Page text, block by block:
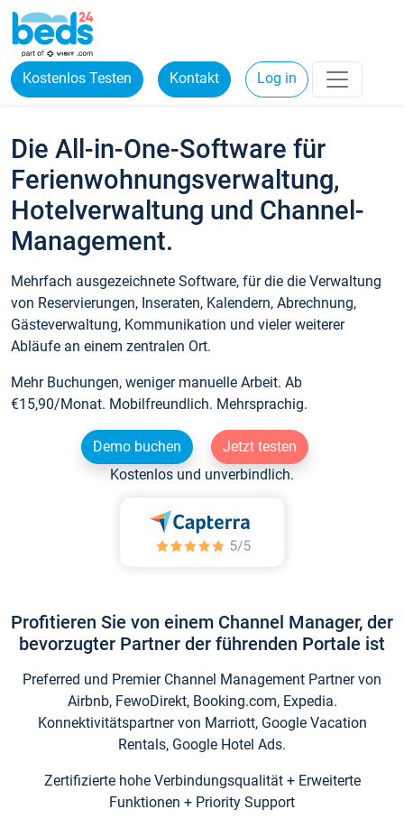
Kostenlos Testen Kontakt Log in
Die All-in-One-Software für
Ferienwohnungsverwaltung,
Hotelverwaltung und Channel-
Management.
Mehrfach ausgezeichnete Software, für die die Verwaltung
von Reservierungen, Inseraten, Kalendern, Abrechnung,
Gästeverwaltung, Kommunikation und vieler weiterer
Abläufe an einem zentralen Ort.
Mehr Buchungen, weniger manuelle Arbeit. Ab
€15,90/Monat. Mobilfreundlich. Mehrsprachig.
Demo buchen
Jetzt testen
Kostenlos und unverbindlich.
Profitieren Sie von einem Channel Manager, der
bevorzugter Partner der führenden Portale ist
Preferred und Premier Channel Management Partner von
Airbnb, FewoDirekt, Booking.com, Expedia.
Konnektivitätspartner von Marriott, Google Vacation
Rentals, Google Hotel Ads.
Zertifizierte hohe Verbindungsqualität + Erweiterte
Funktionen + Priority Support